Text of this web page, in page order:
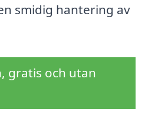
smidig hantering av
gratis och utan